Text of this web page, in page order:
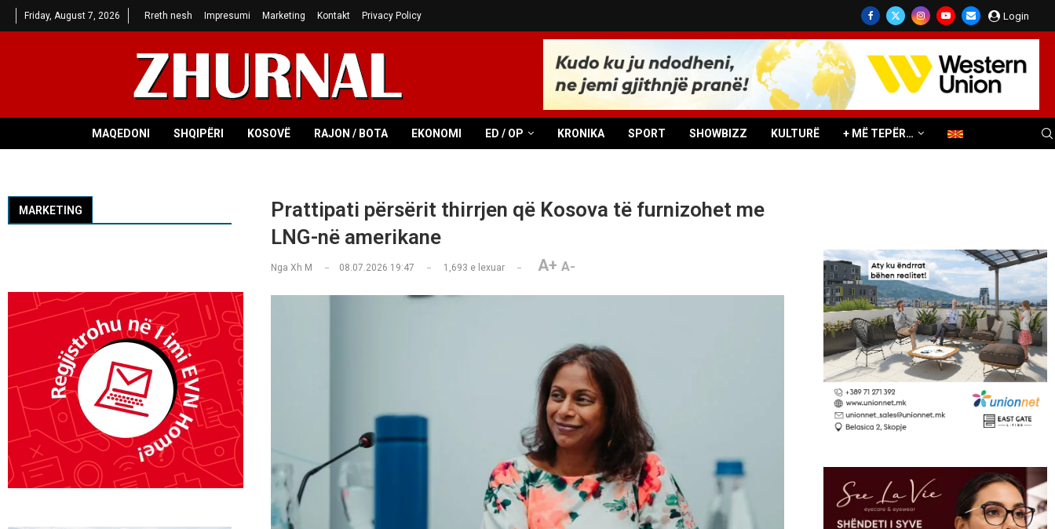
Friday, August 7, 2026 Rreth nesh Impresumi Marketing Kontakt Privacy Policy Login
MAQEDONI SHQIPËRI KOSOVË RAJON / BOTA EKONOMI ED / OP KRONIKA SPORT SHOWBIZZ KULTURË + MË TEPËR…
Prattipati përsërit thirrjen që Kosova të furnizohet me
LNG-në amerikane
Nga Xh M 08.07.2026 19:47 1,693 e lexuar A+ A-
MARKETING